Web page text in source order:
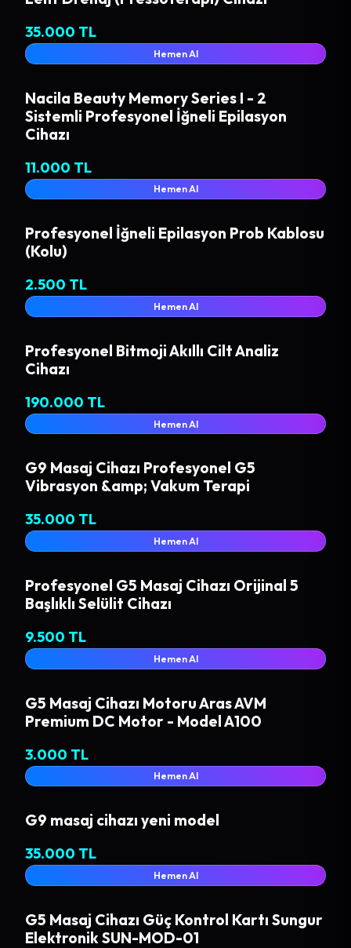
35.000 TL
Hemen Al
Nacila Beauty Memory Series I - 2
Sistemli Profesyonel İğneli Epilasyon
Cihazı
11.000 TL
Hemen Al
Profesyonel İğneli Epilasyon Prob Kablosu
(Kolu)
2.500 TL
Hemen Al
Profesyonel Bitmoji Akıllı Cilt Analiz
Cihazı
190.000 TL
Hemen Al
G9 Masaj Cihazı Profesyonel G5
Vibrasyon &amp; Vakum Terapi
35.000 TL
Hemen Al
Profesyonel G5 Masaj Cihazı Orijinal 5
Başlıklı Selülit Cihazı
9.500 TL
Hemen Al
G5 Masaj Cihazı Motoru Aras AVM
Premium DC Motor - Model A100
3.000 TL
Hemen Al
G9 masaj cihazı yeni model
35.000 TL
Hemen Al
G5 Masaj Cihazı Güç Kontrol Kartı Sungur
Elektronik SUN-MOD-01